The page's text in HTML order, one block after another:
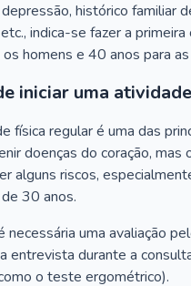
histórico familiar
indica-se fazer a
os homens e 40 anos para
iniciar uma
física regular é uma das
doenças do coração, mas
alguns riscos,
30 anos.
necessária uma avaliação
entrevista durante a
o teste ergométrico).